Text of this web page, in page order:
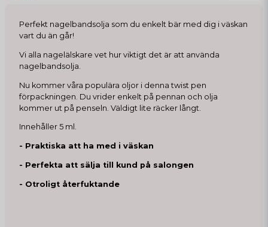
Perfekt nagelbandsolja som du enkelt bär med dig i väskan
vart du än går!
Vi alla nagelälskare vet hur viktigt det är att använda
nagelbandsolja.
Nu kommer våra populära oljor i denna twist pen
förpackningen. Du vrider enkelt på pennan och olja
kommer ut på penseln. Väldigt lite räcker långt.
Innehåller 5 ml.
- Praktiska att ha med i väskan
- Perfekta att sälja till kund på salongen
- Otroligt återfuktande